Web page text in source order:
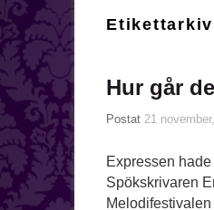
Hur går
Postat 21
Expressen
Spökskrivaren